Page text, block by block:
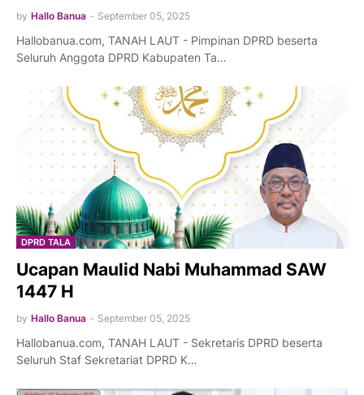
by Hallo Banua - September 05, 2025
Hallobanua.com, TANAH LAUT - Pimpinan DPRD beserta
Seluruh Anggota DPRD Kabupaten Ta…
DPRD TALA
Ucapan Maulid Nabi Muhammad SAW
1447 H
by Hallo Banua - September 05, 2025
Hallobanua.com, TANAH LAUT - Sekretaris DPRD beserta
Seluruh Staf Sekretariat DPRD K…